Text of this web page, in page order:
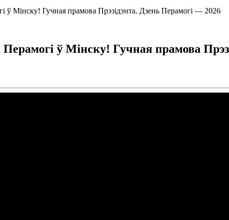
Мінску! Гучная прамова Прэзідэнта. Дзень Перамогі — 2026
ў Мінску! Гучная прамова